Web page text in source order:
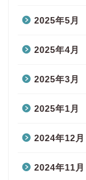
2025年5月
2025年4月
2025年3月
2025年1月
2024年12月
2024年11月